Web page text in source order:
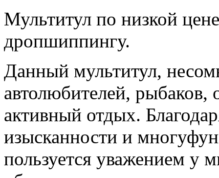
Мультитул по низкой
дропшиппингу.
Данный мультитул,
автолюбителей, рыбаков,
активный отдых.
изысканности и
пользуется уважением у